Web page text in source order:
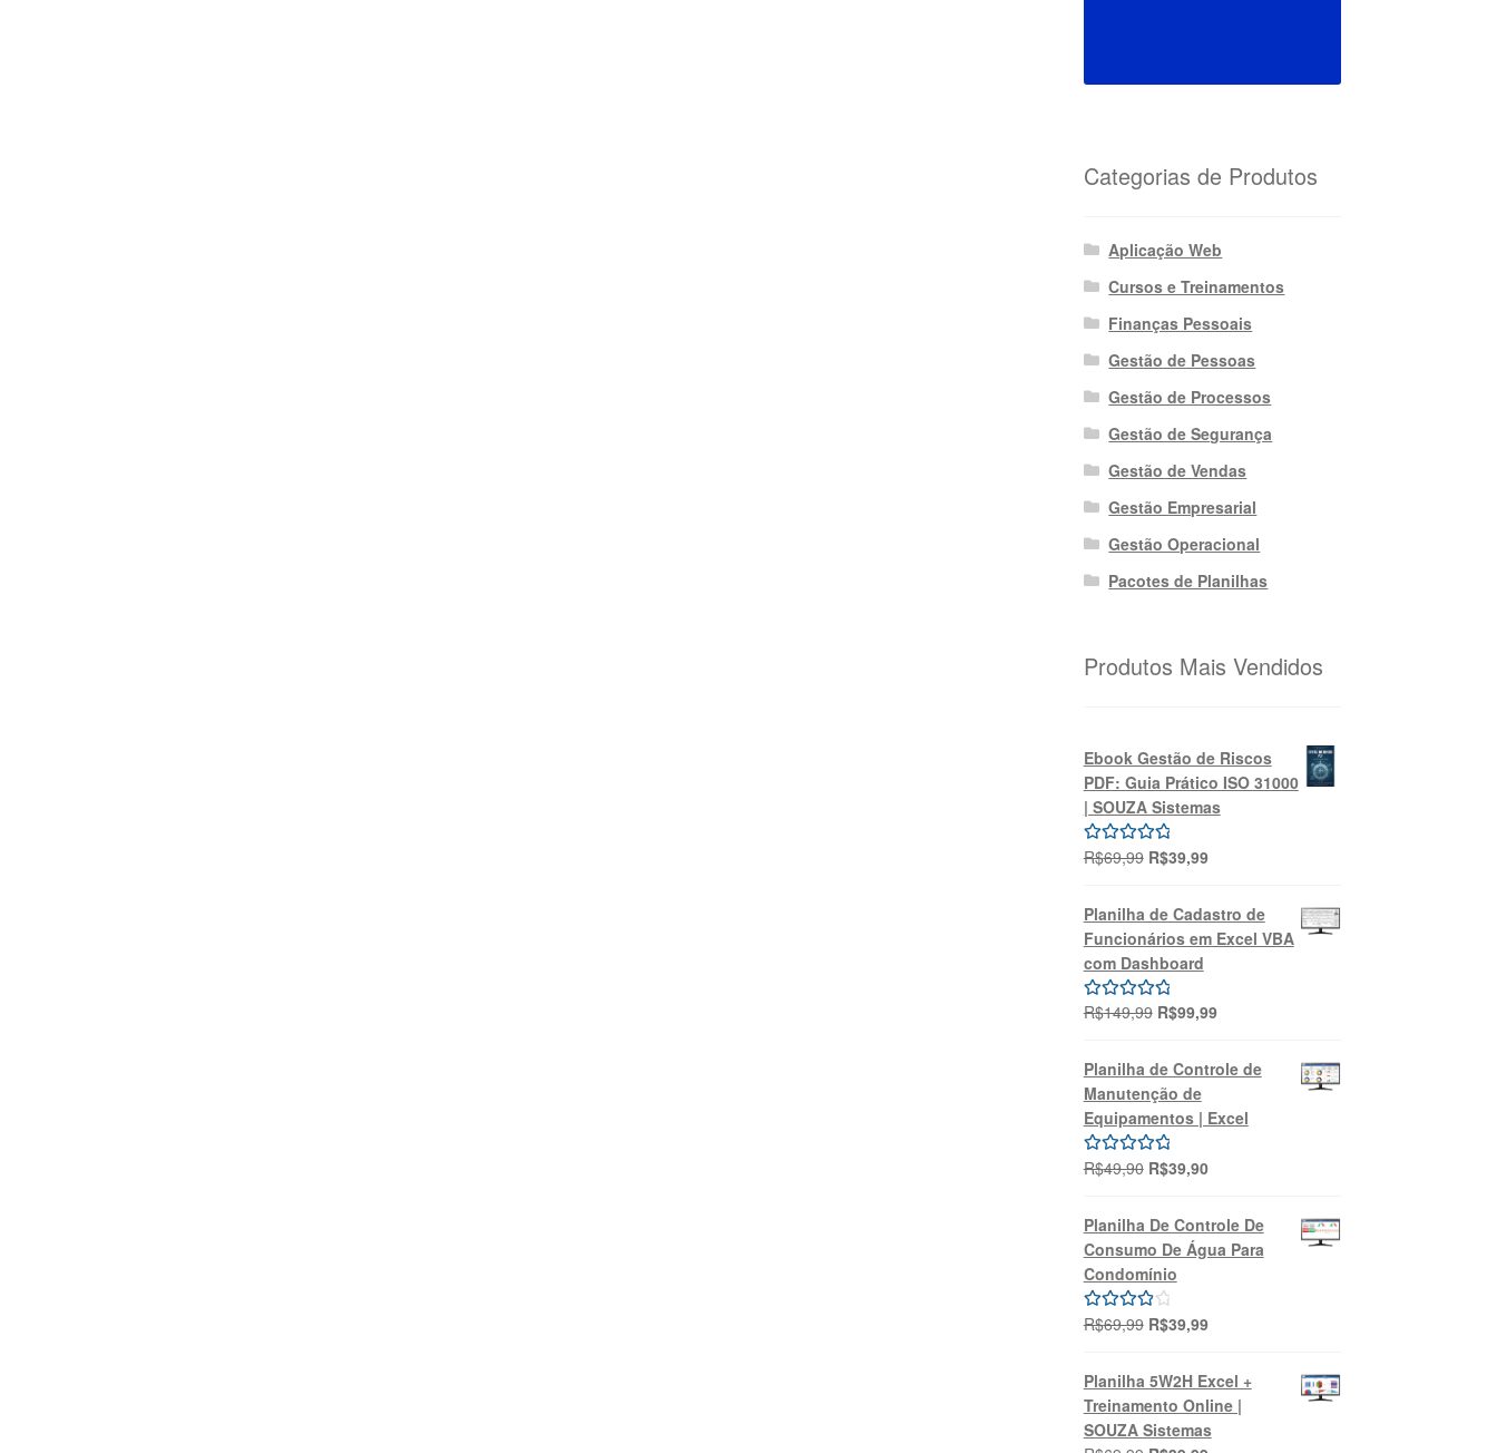
Categorias de Produtos
Aplicação Web
Cursos e Treinamentos
Finanças Pessoais
Gestão de Pessoas
Gestão de Processos
Gestão de Segurança
Gestão de Vendas
Gestão Empresarial
Gestão Operacional
Pacotes de Planilhas
Produtos Mais Vendidos
Ebook Gestão de Riscos
PDF: Guia Prático ISO 31000
| SOUZA Sistemas
Avaliação
R$69,99 O
original
era:
R$69,99.
R$39,99O
é:
R$39,99.
Planilha de Cadastro de
Funcionários em Excel VBA
com Dashboard
Avaliação
R$149,99 O
original
era:
R$149,99.
R$99,99O
atual
é:
R$99,99.
Planilha de Controle de
Manutenção de
Equipamentos | Excel
Avaliação
R$49,90 O
original
era:
R$49,90.
R$39,90O
atual
é:
R$39,90.
Planilha De Controle De
Consumo De Água Para
Condomínio
Avaliação
R$69,99 O
original
era:
R$69,99.
R$39,99O
atual
é:
R$39,99.
Planilha 5W2H Excel +
Treinamento Online |
SOUZA Sistemas